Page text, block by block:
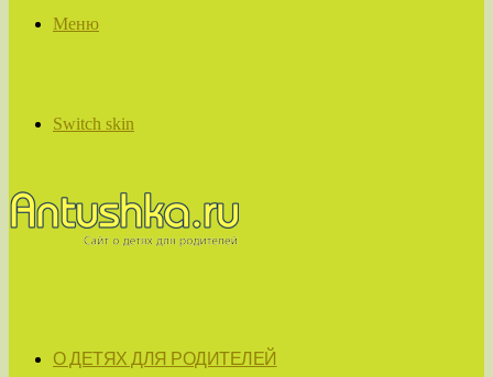
Меню
Switch skin
О ДЕТЯХ ДЛЯ РОДИТЕЛЕЙ